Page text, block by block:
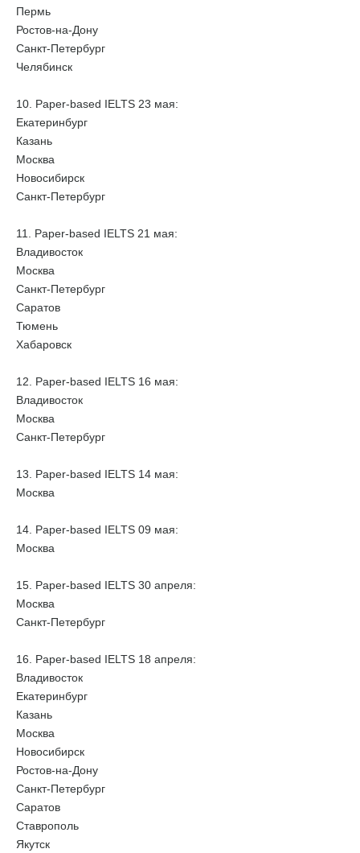
Пермь
Ростов-на-Дону
Санкт-Петербург
Челябинск
10. Paper-based IELTS 23 мая:
Екатеринбург
Казань
Москва
Новосибирск
Санкт-Петербург
11. Paper-based IELTS 21 мая:
Владивосток
Москва
Санкт-Петербург
Саратов
Тюмень
Хабаровск
12. Paper-based IELTS 16 мая:
Владивосток
Москва
Санкт-Петербург
13. Paper-based IELTS 14 мая:
Москва
14. Paper-based IELTS 09 мая:
Москва
15. Paper-based IELTS 30 апреля:
Москва
Санкт-Петербург
16. Paper-based IELTS 18 апреля:
Владивосток
Екатеринбург
Казань
Москва
Новосибирск
Ростов-на-Дону
Санкт-Петербург
Саратов
Ставрополь
Якутск